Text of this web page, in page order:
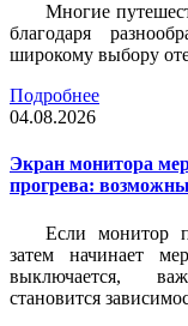
Многие
благодаря
широкому выбору
Подробнее
04.08.2026
Экран монитора
прогрева:
Если монитор
затем начинает
выключается,
становится